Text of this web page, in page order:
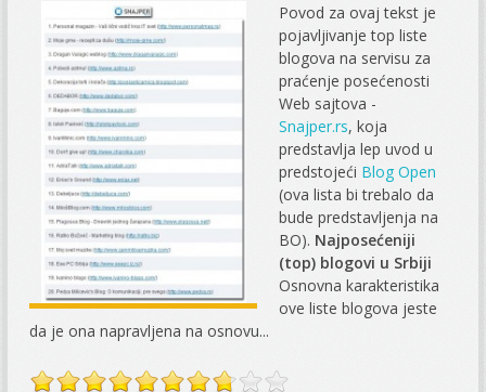
Povod za ovaj tekst je
pojavljivanje top liste
blogova na servisu za
praćenje posećenosti
Web sajtova -
Snajper.rs, koja
predstavlja lep uvod u
predstojeći Blog Open
(ova lista bi trebalo da
bude predstavljenja na
BO). Najposećeniji
(top) blogovi u Srbiji
Osnovna karakteristika
ove liste blogova jeste
da je ona napravljena na osnovu...